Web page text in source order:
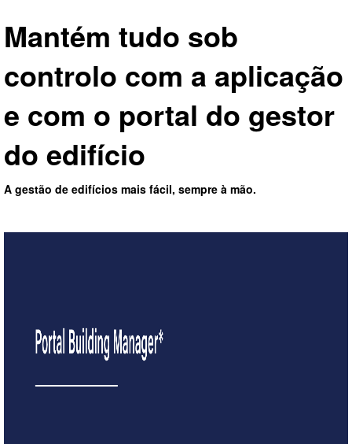
Mantém tudo sob
controlo com a aplicação
e com o portal do gestor
do edifício
A gestão de edifícios mais fácil, sempre à mão.